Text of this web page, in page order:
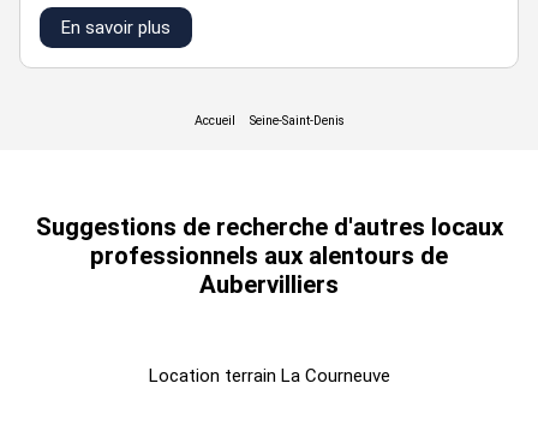
Surface RDC : 0 m²
RER La Plaine-Stade-de-France (B)
Tramway PORTE D'AUBERVILLIERS (T3b)
Autoroute A1
sont disponibles sur le site Géorisques :
En savoir plus
Suggestions de recherche d'autres locaux
professionnels aux alentours de
Aubervilliers
Location terrain La Courneuve